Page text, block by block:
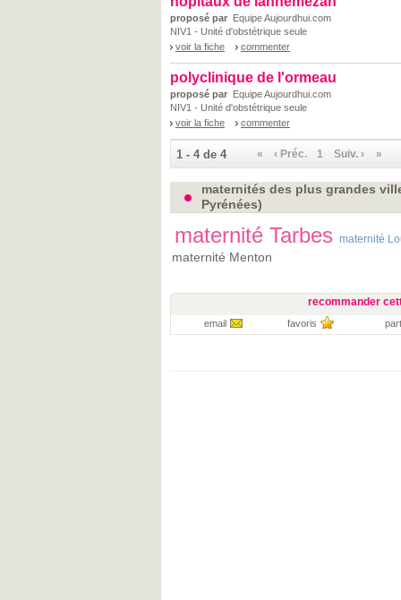
proposé par Equipe Aujourdhui.com
NIV1 - Unité d'obstétrique seule
voir la fiche
commenter
polyclinique de l'ormeau
proposé par Equipe Aujourdhui.com
NIV1 - Unité d'obstétrique seule
voir la fiche
commenter
1 - 4 de 4 « ‹ Préc. 1 Suiv. › »
maternités des plus grandes
Pyrénées)
maternité Tarbes maternité
maternité Menton
recommander
email favoris